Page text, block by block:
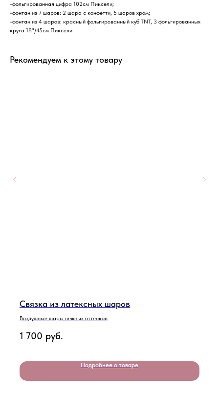
-фольгированная цифра 102см Пиксели;
-фонтан из 7 шаров: 2 шара с конфетти, 5 шаров хром;
-фонтан из 4 шаров: красный фольгированный куб TNT, 3 фольгированных
круга 18"/45см Пиксели
Рекомендуем к этому товару
Связка из латексных шаров
Воздушные шары нежных оттенков
1 700 руб.
Подробнее о товаре